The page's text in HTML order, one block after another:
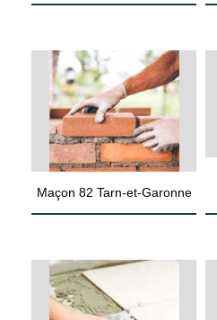
Maçon 82 Tarn-et-Garonne